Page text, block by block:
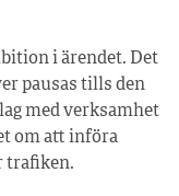
i ärendet. Det
pausas tills den
med verksamhet
om att införa
trafiken.